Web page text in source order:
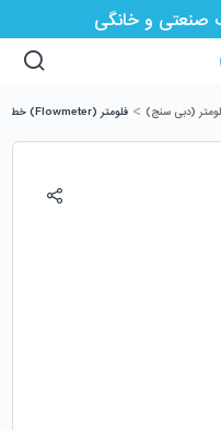
صنعتی و خانگی
(دبی سنج) > فلومتر (Flowmeter) خطی 250 تا 2500 لیتر در ساعت